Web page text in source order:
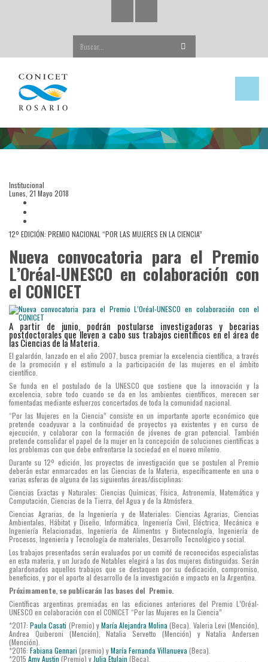
Institucional
Lunes, 21 Mayo 2018
12º EDICIÓN: PREMIO NACIONAL “POR LAS MUJERES EN LA CIENCIA”
Nueva convocatoria para el Premio
L’Oréal-UNESCO en colaboración con
el CONICET
A partir de junio, podrán postularse investigadoras y becarias
postdoctorales que lleven a cabo sus trabajos científicos en el área de
las Ciencias de la Materia.
El galardón, lanzado en el año 2007, busca premiar la excelencia científica, a través
de la promoción y el estímulo a la participación de las mujeres en el ámbito
científico.
Se funda en el postulado de la UNESCO que sostiene que la innovación y la
excelencia, sobre todo cuando se da en los ambientes científicos, merecen ser
fomentadas mediante esfuerzos concertados de toda la comunidad nacional.
“Por las Mujeres en la Ciencia” consiste en un importante aporte económico que
pretende coadyuvar a la continuidad de proyectos ya existentes y en curso de
ejecución, y colaborar con la formación de jóvenes de gran potencial. También
pretende consolidar el papel de la mujer en la concepción de soluciones científicas a
los problemas con que debe enfrentarse la sociedad en el nuevo milenio.
Durante su 12º edición, los proyectos de investigación que se postulen al Premio
deberán estar enmarcados en las Ciencias de la Materia, específicamente en una o
varias esferas de alguna de las siguientes áreas/disciplinas:
Ciencias Exactas y Naturales: Ciencias Químicas, Física, Astronomía, Matemática y
Computación, Ciencias de la Tierra, del Agua y de la Atmósfera.
Ciencias Agrarias, de la Ingeniería y de Materiales: Ciencias Agrarias, Ciencias
Ambientales, Hábitat y Diseño, Informática, Ingeniería Civil, Eléctrica, Mecánica e
Ingeniería Relacionadas, Ingeniería de Alimentos y Biotecnología, Ingeniería de
Procesos, Ingeniería y Tecnología de materiales, Desarrollo Tecnológico y social.
Los trabajos presentados serán evaluados por un comité de reconocidos especialistas
en esta materia, y un Jurado de Notables elegirá a las dos mujeres distinguidas. Serán
galardonados aquellos trabajos que se destaquen por su dedicación, compromiso,
beneficios, y por el aporte al desarrollo de la investigación e impacto en la Argentina.
Próximamente, se publicarán las bases del Premio.
Científicas argentinas premiadas en las ediciones anteriores del Premio L’Oréal-
UNESCO en colaboración con el CONICET “Por las Mujeres en la Ciencia”
*2017:Paula Casati (Premio) yMaría Alejandra Molina(Beca). Valeria Levi (Mención),
Andrea Quiberoni (Mención), Natalia Servetto (Mención) y Natalia Andersen
(Mención).
*2016: Fabiana Gennari (premio) yMaría Fernanda Villanueva(Beca).
*2015 Amy Austin (Premio) yJulia Etulain (Beca).